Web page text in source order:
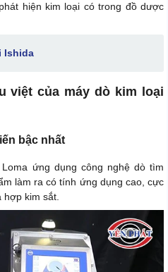
hiện kim loại có trong đồ dược
Ishida
việt của máy dò kim loại
bậc nhất
ứng dụng công nghệ dò tìm
làm ra có tính ứng dụng cao, cực
kim sắt.